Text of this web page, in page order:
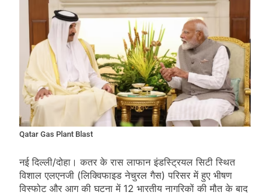
Qatar Gas Plant Blast
नई दिल्ली/दोहा। कतर के रास लाफान इंडस्ट्रियल सिटी स्थित
विशाल एलएनजी (लिक्विफाइड नेचुरल गैस) परिसर में हुए भीषण
विस्फोट और आग की घटना में 12 भारतीय नागरिकों की मौत के बाद